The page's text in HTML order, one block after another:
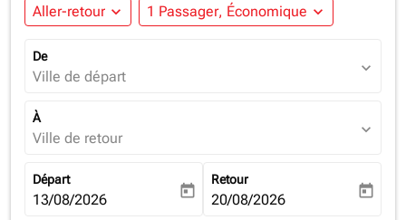
Aller-retour expand_more 1 Passager, Économique expand_more
De
Ville de départ expand_more
À
Ville de retour expand_more
Départ
fc-booking-departure-date-aria-label
13/08/2026 today
Retour
fc-booking-return-date-aria-
20/08/2026 today